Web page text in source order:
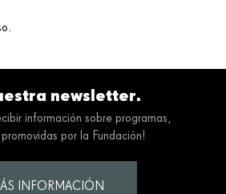
newsletter.
información sobre programas,
por la Fundación!
INFORMACIÓN